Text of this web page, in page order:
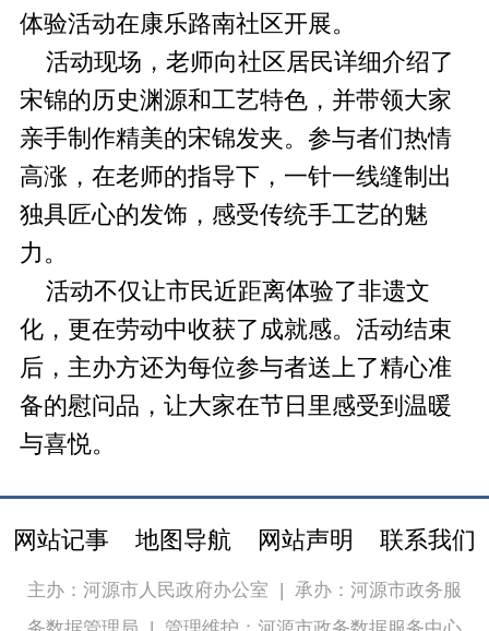
体验活动在康乐路南社区开展。
活动现场，老师向社区居民详细介绍了
宋锦的历史渊源和工艺特色，并带领大家
亲手制作精美的宋锦发夹。参与者们热情
高涨，在老师的指导下，一针一线缝制出
独具匠心的发饰，感受传统手工艺的魅
力。
活动不仅让市民近距离体验了非遗文
化，更在劳动中收获了成就感。活动结束
后，主办方还为每位参与者送上了精心准
备的慰问品，让大家在节日里感受到温暖
与喜悦。
网站记事 地图导航 网站声明 联系我们
主办：河源市人民政府办公室 | 承办：河源市政务服